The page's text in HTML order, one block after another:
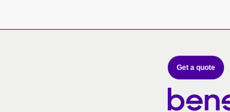
Get a quote